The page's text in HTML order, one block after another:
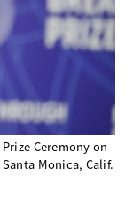
Ceremony on
Monica, Calif.